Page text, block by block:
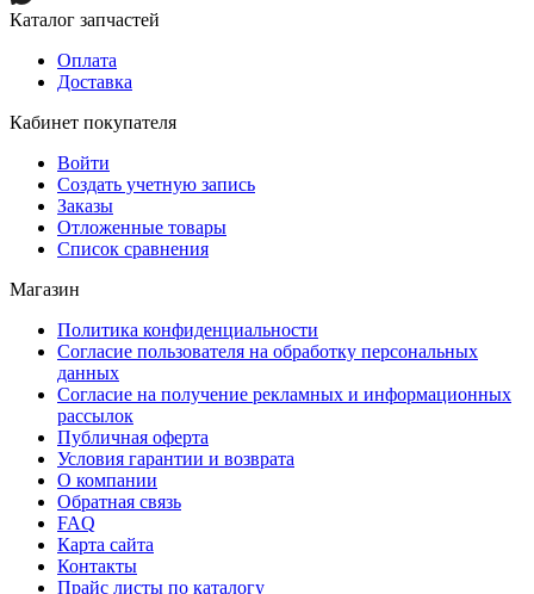
Каталог запчастей
Оплата
Доставка
Кабинет покупателя
Войти
Создать учетную запись
Заказы
Отложенные товары
Список сравнения
Магазин
Политика конфиденциальности
Согласие пользователя на обработку персональных
данных
Согласие на получение рекламных и информационных
рассылок
Публичная оферта
Условия гарантии и возврата
О компании
Обратная связь
FAQ
Карта сайта
Контакты
Прайс листы по каталогу